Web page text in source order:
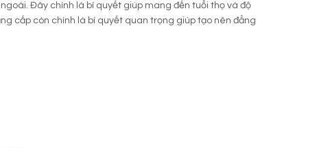
Đây chính là bí quyết giúp mang đến tuổi thọ và độ
cấp còn chính là bí quyết quan trọng giúp tạo nên đẳng